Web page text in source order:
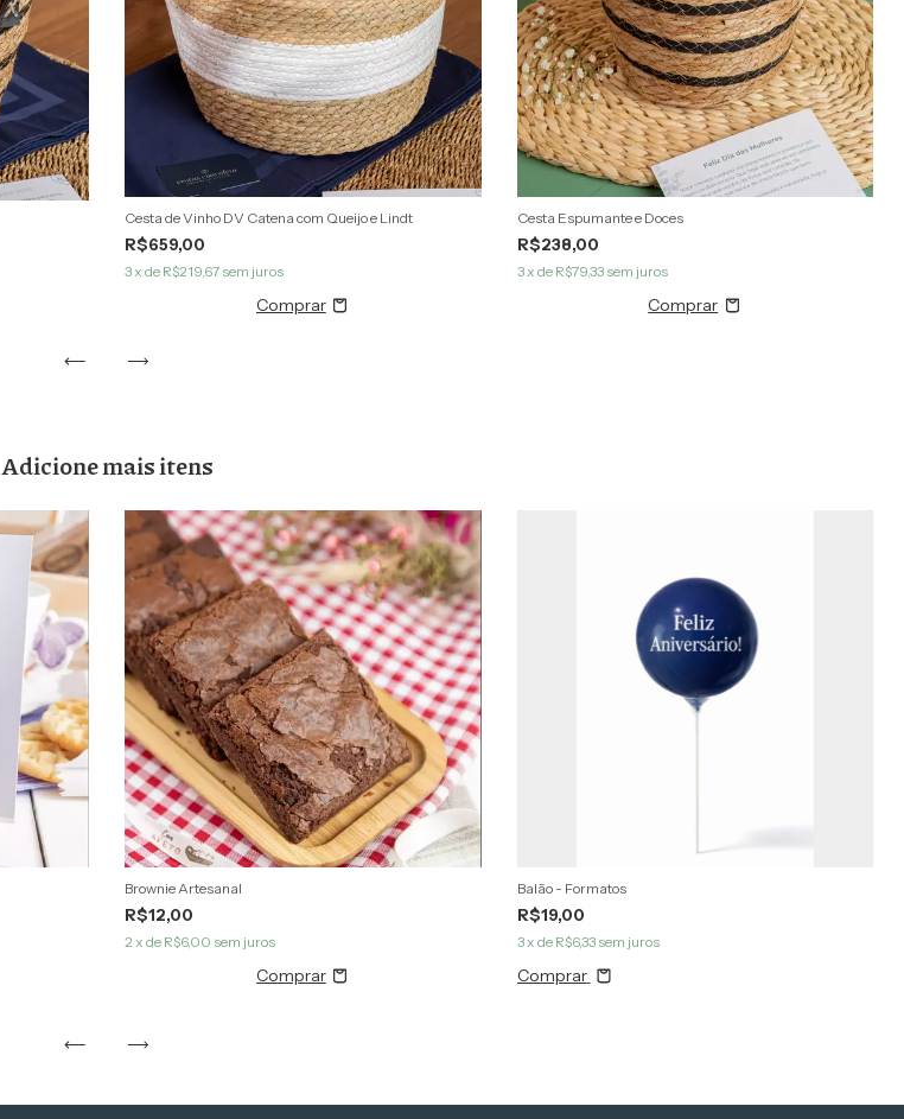
Cesta de Vinho DV Catena com Queijo e Lindt
R$659,00
3 x de R$219,67 sem juros
Cesta Espumante e Doces
R$238,00
3 x de R$79,33 sem juros
Adicione mais itens
Brownie Artesanal
R$12,00
2 x de R$6,00 sem juros
Balão - Formatos
R$19,00
3 x de R$6,33 sem juros
Comprar